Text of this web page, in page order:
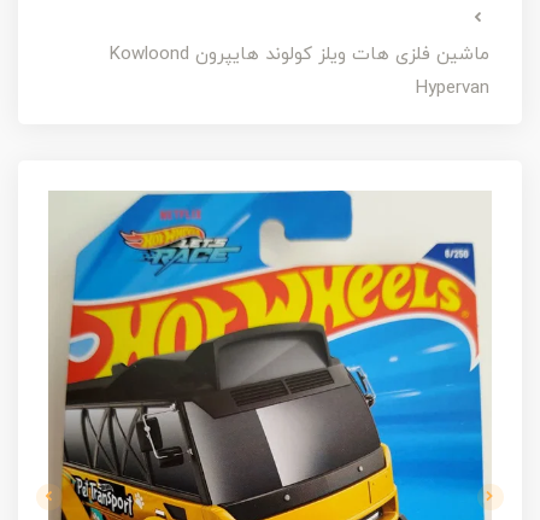
ماشین فلزی هات ویلز کولوند هایپرون Kowloond
Hypervan